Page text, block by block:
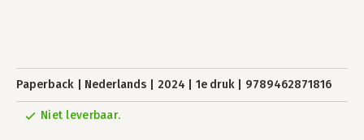
Paperback Nederlands 2024 1e druk 9789462871816
Niet leverbaar.